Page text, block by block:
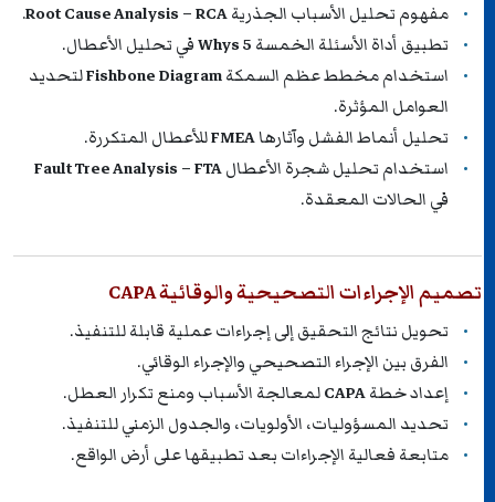
مفهوم تحليل الأسباب الجذريةRoot Cause Analysis – RCA
.
تطبيق أداة الأسئلة الخمسة5 Whys
في تحليل الأعطال.
استخدام مخطط عظم السمكةFishbone Diagramلتحديد
العوامل المؤثرة.
تحليل أنماط الفشل وآثارهاFMEAللأعطال المتكررة.
استخدام تحليل شجرة الأعطالFault Tree Analysis – FTA
في الحالات المعقدة.
تصميم الإجراءات التصحيحية والوقائية CAPA
تحويل نتائج التحقيق إلى إجراءات عملية قابلة للتنفيذ.
الفرق بين الإجراء التصحيحي والإجراء الوقائي.
إعداد خطةCAPAلمعالجة الأسباب ومنع تكرار العطل.
تحديد المسؤوليات، الأولويات، والجدول الزمني للتنفيذ.
متابعة فعالية الإجراءات بعد تطبيقها على أرض الواقع.